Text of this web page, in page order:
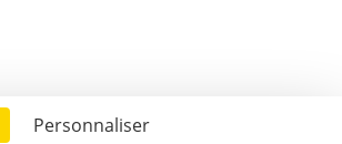
Personnaliser